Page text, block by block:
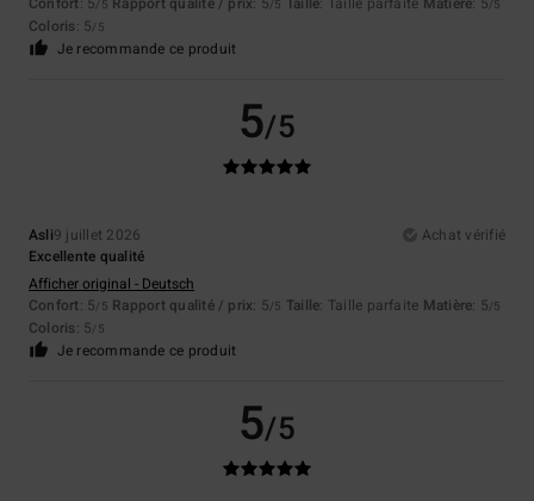
/5 /5 /5
Coloris: 5/5
Je recommande ce produit
5/5
Asli9 juillet 2026
Achat vérifié
Excellente qualité
Afficher original - Deutsch
Confort: 5/5 Rapport qualité / prix: 5/5 Taille: Taille parfaite Matière: 5/5
Coloris: 5/5
Je recommande ce produit
5/5